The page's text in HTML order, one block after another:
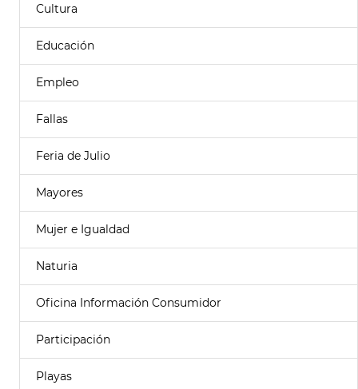
Cultura
Educación
Empleo
Fallas
Feria de Julio
Mayores
Mujer e Igualdad
Naturia
Oficina Información Consumidor
Participación
Playas